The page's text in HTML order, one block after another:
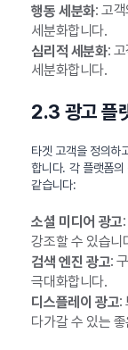
행동 세분화: 고
세분화합니다.
심리적 세분화:
세분화합니다.
2.3 광고 플
타겟 고객을 정의하
합니다. 각 플랫폼
같습니다:
소셜 미디어 광고
강조할 수 있습니
검색 엔진 광고:
극대화합니다.
디스플레이 광고:
다가갈 수 있는